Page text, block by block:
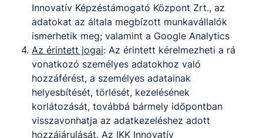
Innovatív Képzéstámogató Központ Zrt., az
adatokat az általa megbízott munkavállalók
ismerhetik meg; valamint a Google Analytics
Az érintett jogai: Az érintett kérelmezheti a rá
vonatkozó személyes adatokhoz való
hozzáférést, a személyes adatainak
helyesbítését, törlését, kezelésének
korlátozását, továbbá bármely időpontban
visszavonhatja az adatkezeléshez adott
hozzájárulását. Az IKK Innovatív